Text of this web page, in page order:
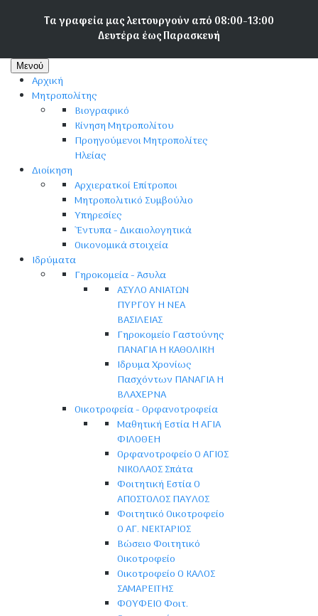
περιεχόμενο
Τα γραφεία μας λειτουργούν από 08:00-13:00
Δευτέρα έως Παρασκευή
Κεντρική
πλοήγηση
Μενού
Αρχική
Μητροπολίτης
Βιογραφικό
Κίνηση Μητροπολίτου
Προηγούμενοι Μητροπολίτες
Ηλείας
Διοίκηση
Αρχιερατκοί Επίτροποι
Μητροπολιτικό Συμβούλιο
Υπηρεσίες
'Έντυπα - Δικαιολογητικά
Οικονομικά στοιχεία
Ιδρύματα
Γηροκομεία - Άσυλα
ΑΣΥΛΟ ΑΝΙΑΤΩΝ
ΠΥΡΓΟΥ Η ΝΕΑ
ΒΑΣΙΛΕΙΑΣ
Γηροκομείο Γαστούνης
ΠΑΝΑΓΙΑ Η ΚΑΘΟΛΙΚΗ
Ιδρυμα Χρονίως
Πασχόντων ΠΑΝΑΓΙΑ Η
ΒΛΑΧΕΡΝΑ
Οικοτροφεία - Ορφανοτροφεία
Μαθητική Εστία Η ΑΓΙΑ
ΦΙΛΟΘΕΗ
Ορφανοτροφείο Ο ΑΓΙΟΣ
ΝΙΚΟΛΑΟΣ Σπάτα
Φοιτητική Εστία Ο
ΑΠΟΣΤΟΛΟΣ ΠΑΥΛΟΣ
Φοιτητικό Οικοτροφείο
Ο ΑΓ. ΝΕΚΤΑΡΙΟΣ
Βώσειο Φοιτητικό
Οικοτροφείο
Οικοτροφείο Ο ΚΑΛΟΣ
ΣΑΜΑΡΕΙΤΗΣ
ΦΟΥΦΕΙΟ Φοιτ.